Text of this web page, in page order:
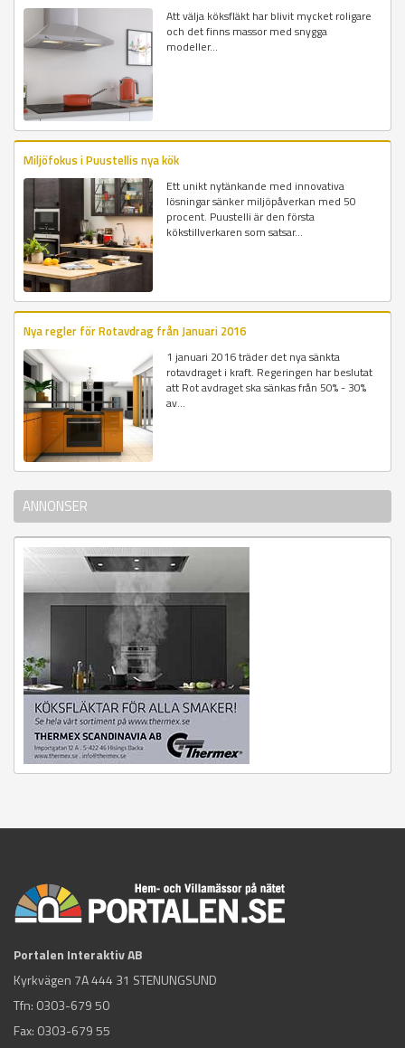
Att välja köksfläkt har blivit mycket roligare
och det finns massor med snygga
modeller...
Miljöfokus i Puustellis nya kök
Ett unikt nytänkande med innovativa
lösningar sänker miljöpåverkan med 50
procent. Puustelli är den första
kökstillverkaren som satsar...
Nya regler för Rotavdrag från Januari 2016
1 januari 2016 träder det nya sänkta
rotavdraget i kraft. Regeringen har beslutat
att Rot avdraget ska sänkas från 50% - 30%
av...
ANNONSER
Portalen Interaktiv AB
Kyrkvägen 7A 444 31 STENUNGSUND
Tfn: 0303-679 50
Fax: 0303-679 55